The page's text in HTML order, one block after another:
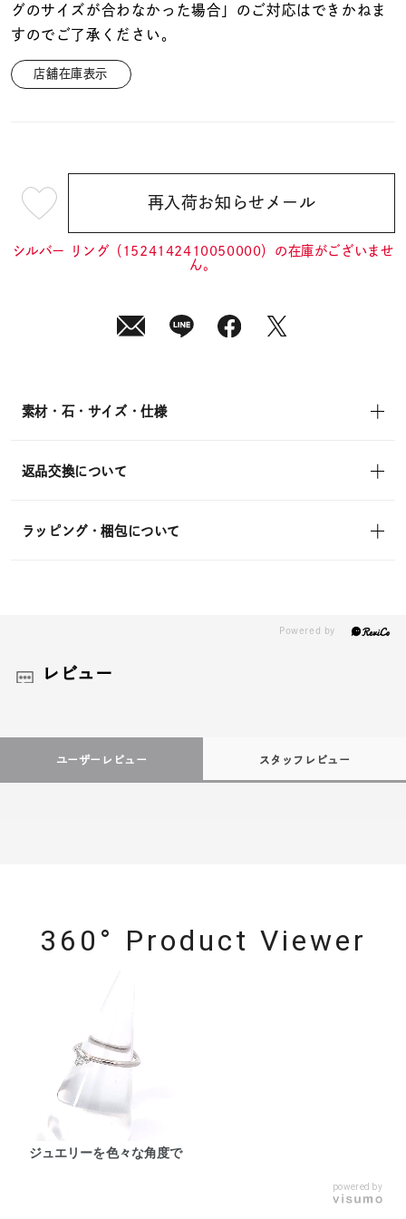
グのサイズが合わなかった場合」のご対応はできかねま
すのでご了承ください。
店舗在庫表示
¥14,300 (tax
in)
再入荷お知らせメール
シルバー リング（1524142410050000）の在庫がございませ
ん。
素材・石・サイズ・仕様
返品交換について
ラッピング・梱包について
レビュー
ユーザーレビュー スタッフレビュー
360° Product Viewer
ジュエリーを色々な角度で
powered by